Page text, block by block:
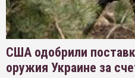
США одобрили
оружия Украине за